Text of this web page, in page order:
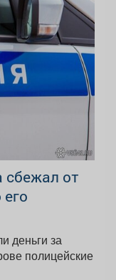
сбежал от
деньги за